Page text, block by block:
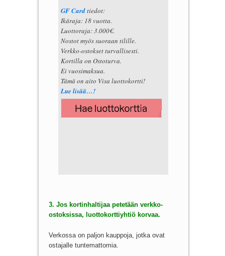
GF Cardtiedot:
Ikäraja: 18 vuotta.
Luottoraja: 3.000€.
Nostot myös suoraan tilille.
Verkko-ostokset turvallisesti.
Kortilla on Ostoturva.
Ei vuosimaksua.
Tämä on aito Visa luottokortti!
Lue lisää…!
3. Jos kortinhaltijaa petetään verkko-
ostoksissa, luottokorttiyhtiö korvaa.
Verkossa on paljon kauppoja, jotka ovat
ostajalle tuntemattomia.